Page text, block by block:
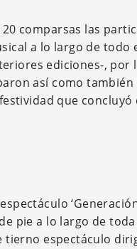
comparsas las
a lo largo de todo
ediciones-, por
así como
que concluyó
pie a lo largo de
tierno espectáculo